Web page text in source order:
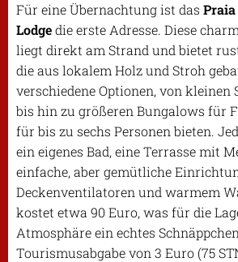
Für eine Übernachtung ist das
Lodgedie erste Adresse. Diese
liegt direkt am Strand und bietet
die aus lokalem Holz und Stroh
verschiedene Optionen, von kleinen
bis hin zu größeren Bungalows für
für bis zu sechs Personen bieten.
ein eigenes Bad, eine Terrasse mit
einfache, aber gemütliche
Deckenventilatoren und warmem
kostet etwa 90 Euro, was für die
Atmosphäre ein echtes
Tourismusabgabe von 3 Euro (75